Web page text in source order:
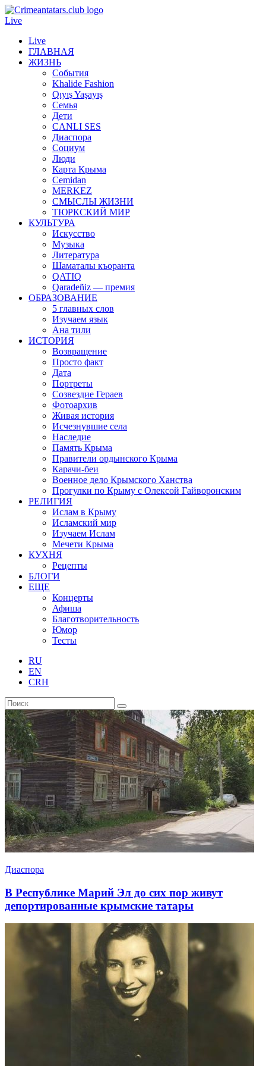
Live
Live
ГЛАВНАЯ
ЖИЗНЬ
События
Khalide Fashion
Qıyış Yaşayış
Семья
Дети
CANLI SES
Диаспора
Социум
Люди
Карта Крыма
Cemidan
МERKEZ
СМЫСЛЫ ЖИЗНИ
ТЮРКСКИЙ МИР
КУЛЬТУРА
Искусство
Музыка
Литература
Шаматалы къоранта
QATIQ
Qaradeñiz — премия
ОБРАЗОВАНИЕ
5 главных слов
Изучаем язык
Ана тили
ИСТОРИЯ
Возвращение
Просто факт
Дата
Портреты
Созвездие Гераев
Фотоархив
Живая история
Исчезнувшие села
Наследие
Память Крыма
Правители ордынского Крыма
Карачи-беи
Военное дело Крымского Ханства
Прогулки по Крыму с Олексой Гайворонским
РЕЛИГИЯ
Ислам в Крыму
Исламский мир
Изучаем Ислам
Мечети Крыма
КУХНЯ
Рецепты
БЛОГИ
ЕЩЕ
Концерты
Афиша
Благотворительность
Юмор
Тесты
RU
EN
CRH
Диаспора
В Республике Марий Эл до сих пор живут
депортированные крымские татары